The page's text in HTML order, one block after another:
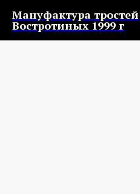
Мануфактура тростей
Востротиных 1999 г